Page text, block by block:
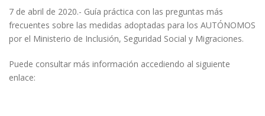
7 de abril de 2020.- Guía práctica con las preguntas más
frecuentes sobre las medidas adoptadas para los AUTÓNOMOS
por el Ministerio de Inclusión, Seguridad Social y Migraciones.
Puede consultar más información accediendo al siguiente
enlace: